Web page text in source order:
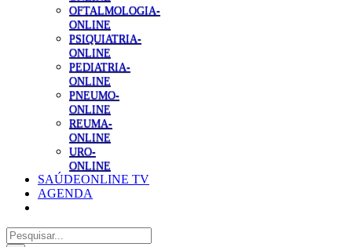
OFTALMOLOGIA-
ONLINE
PSIQUIATRIA-
ONLINE
PEDIATRIA-
ONLINE
PNEUMO-
ONLINE
REUMA-
ONLINE
URO-
ONLINE
SAÚDEONLINE TV
AGENDA
Pesquisar